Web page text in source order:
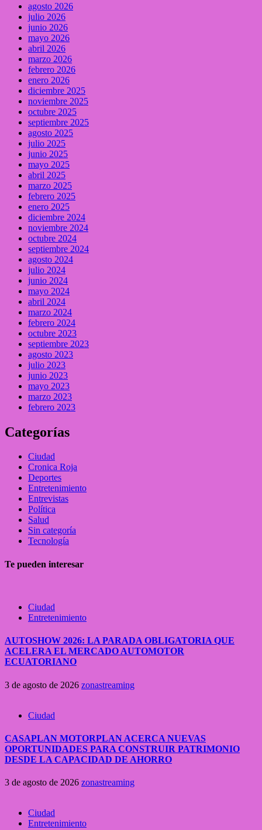
agosto 2026
julio 2026
junio 2026
mayo 2026
abril 2026
marzo 2026
febrero 2026
enero 2026
diciembre 2025
noviembre 2025
octubre 2025
septiembre 2025
agosto 2025
julio 2025
junio 2025
mayo 2025
abril 2025
marzo 2025
febrero 2025
enero 2025
diciembre 2024
noviembre 2024
octubre 2024
septiembre 2024
agosto 2024
julio 2024
junio 2024
mayo 2024
abril 2024
marzo 2024
febrero 2024
octubre 2023
septiembre 2023
agosto 2023
julio 2023
junio 2023
mayo 2023
marzo 2023
febrero 2023
Categorías
Ciudad
Cronica Roja
Deportes
Entretenimiento
Entrevistas
Política
Salud
Sin categoría
Tecnología
Te pueden interesar
Ciudad
Entretenimiento
AUTOSHOW 2026: LA PARADA OBLIGATORIA QUE
ACELERA EL MERCADO AUTOMOTOR
ECUATORIANO
3 de agosto de 2026 zonastreaming
Ciudad
CASAPLAN MOTORPLAN ACERCA NUEVAS
OPORTUNIDADES PARA CONSTRUIR PATRIMONIO
DESDE LA CAPACIDAD DE AHORRO
3 de agosto de 2026 zonastreaming
Ciudad
Entretenimiento